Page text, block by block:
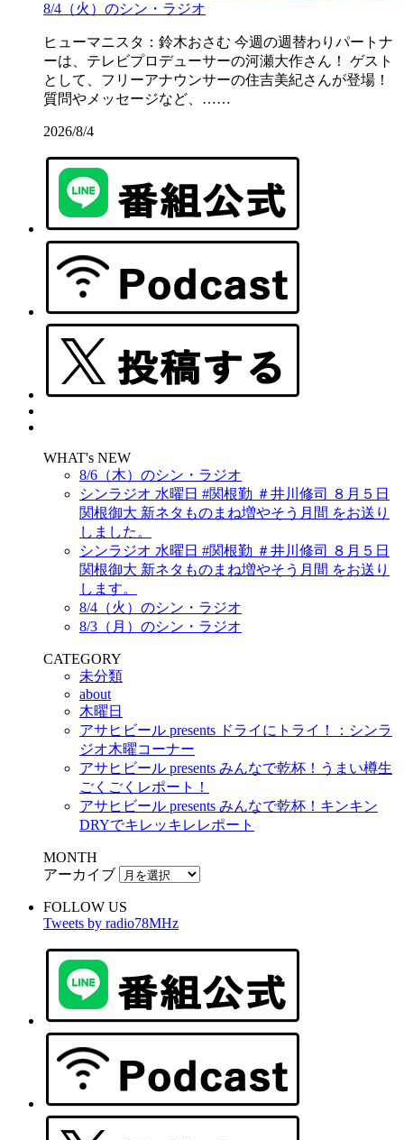
8/4（火）のシン・ラジオ
ヒューマニスタ：鈴木おさむ 今週の週替わりパートナ
ーは、テレビプロデューサーの河瀬大作さん！ ゲスト
として、フリーアナウンサーの住吉美紀さんが登場！
質問やメッセージなど、……
2026/8/4
WHAT's NEW
8/6（木）のシン・ラジオ
シンラジオ 水曜日 #関根勤 ＃井川修司 ８月５日
関根御大 新ネタものまね増やそう月間 をお送り
しました。
シンラジオ 水曜日 #関根勤 ＃井川修司 ８月５日
関根御大 新ネタものまね増やそう月間 をお送り
します。
8/4（火）のシン・ラジオ
8/3（月）のシン・ラジオ
CATEGORY
未分類
about
木曜日
アサヒビール presents ドライにトライ！：シンラ
ジオ木曜コーナー
アサヒビール presents みんなで乾杯！うまい樽生
ごくごくレポート！
アサヒビール presents みんなで乾杯！キンキン
DRYでキレッキレレポート
MONTH
アーカイブ
FOLLOW US
Tweets by radio78MHz